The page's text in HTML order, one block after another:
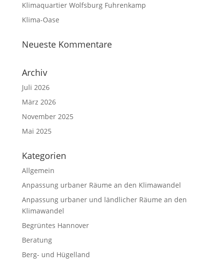
Klimaquartier Wolfsburg Fuhrenkamp
Klima-Oase
Neueste Kommentare
Archiv
Juli 2026
März 2026
November 2025
Mai 2025
Kategorien
Allgemein
Anpassung urbaner Räume an den Klimawandel
Anpassung urbaner und ländlicher Räume an den
Klimawandel
Begrüntes Hannover
Beratung
Berg- und Hügelland